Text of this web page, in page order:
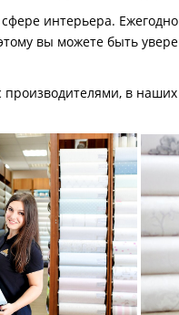
интерьера.
вы можете быть
в